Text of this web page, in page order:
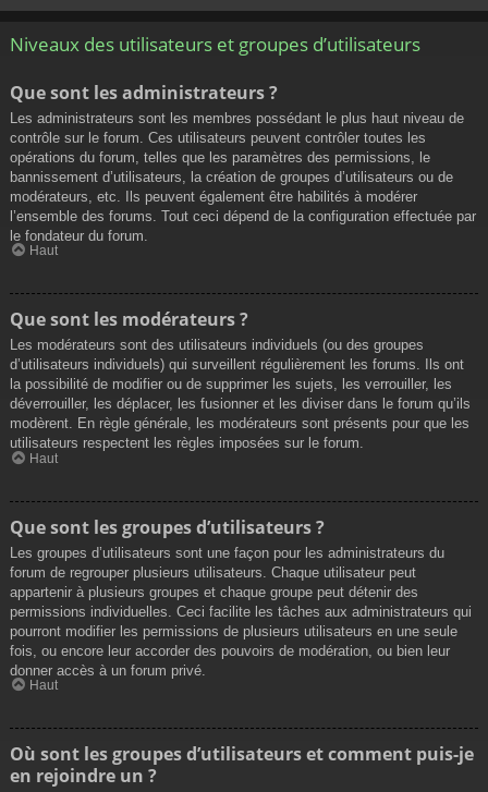
Niveaux des utilisateurs et groupes d’utilisateurs
Que sont les administrateurs ?
Les administrateurs sont les membres possédant le plus haut niveau de
contrôle sur le forum. Ces utilisateurs peuvent contrôler toutes les
opérations du forum, telles que les paramètres des permissions, le
bannissement d’utilisateurs, la création de groupes d’utilisateurs ou de
modérateurs, etc. Ils peuvent également être habilités à modérer
l’ensemble des forums. Tout ceci dépend de la configuration effectuée par
le fondateur du forum.
Haut
Que sont les modérateurs ?
Les modérateurs sont des utilisateurs individuels (ou des groupes
d’utilisateurs individuels) qui surveillent régulièrement les forums. Ils ont
la possibilité de modifier ou de supprimer les sujets, les verrouiller, les
déverrouiller, les déplacer, les fusionner et les diviser dans le forum qu’ils
modèrent. En règle générale, les modérateurs sont présents pour que les
utilisateurs respectent les règles imposées sur le forum.
Haut
Que sont les groupes d’utilisateurs ?
Les groupes d’utilisateurs sont une façon pour les administrateurs du
forum de regrouper plusieurs utilisateurs. Chaque utilisateur peut
appartenir à plusieurs groupes et chaque groupe peut détenir des
permissions individuelles. Ceci facilite les tâches aux administrateurs qui
pourront modifier les permissions de plusieurs utilisateurs en une seule
fois, ou encore leur accorder des pouvoirs de modération, ou bien leur
donner accès à un forum privé.
Haut
Où sont les groupes d’utilisateurs et comment puis-je
en rejoindre un ?